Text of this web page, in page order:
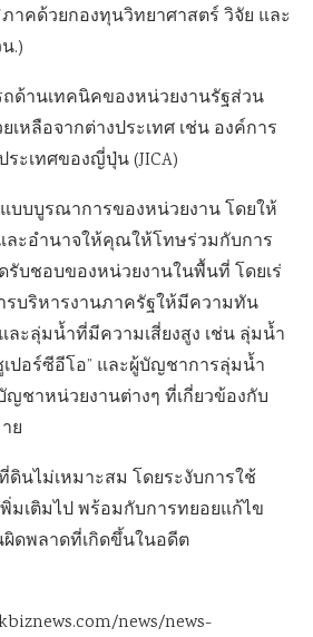
าคด้วยกองทุนวิทยาศาสตร์ วิจัย และ
.)
ด้านเทคนิคของหน่วยงานรัฐส่วน
หลือจากต่างประเทศ เช่น องค์การ
ะเทศของญี่ปุ่น (JICA)
บบบูรณาการของหน่วยงาน โดยให้
ะอำนาจให้คุณให้โทษร่วมกับการ
รับชอบของหน่วยงานในพื้นที่ โดยเร่
รบริหารงานภาครัฐให้มีความทัน
ละลุ่มน้ำที่มีความเสี่ยงสูง เช่น ลุ่มน้ำ
เปอร์ซีอีโอ” และผู้บัญชาการลุ่มน้ำ
ชาหน่วยงานต่างๆ ที่เกี่ยวข้องกับ
ย
นไม่เหมาะสม โดยระงับการใช้
มเติมไป พร้อมกับการทยอยแก้ไข
ดพลาดที่เกิดขึ้นในอดีต
news/news-